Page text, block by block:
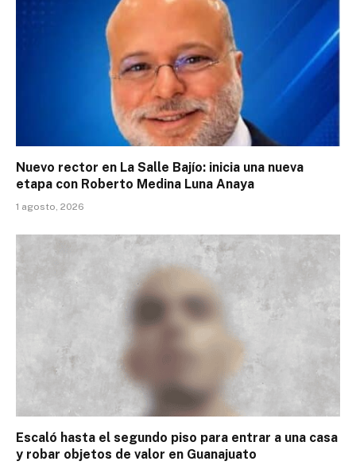
Nuevo rector en La Salle Bajío: inicia una nueva
etapa con Roberto Medina Luna Anaya
1 agosto, 2026
Escaló hasta el segundo piso para entrar a una casa
y robar objetos de valor en Guanajuato